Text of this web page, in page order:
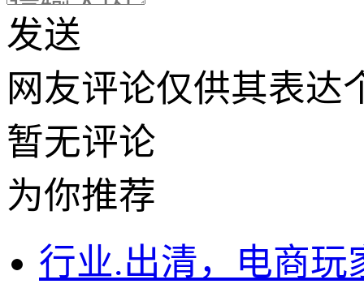
发送
网友评论仅供其表达
暂无评论
为你推荐
行业.出清，电商玩